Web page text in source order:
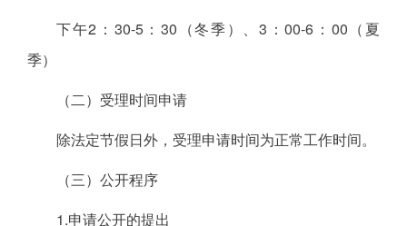
下午2：30-5：30（冬季）、3：00-6：00（夏
季）
（二）受理时间申请
除法定节假日外，受理申请时间为正常工作时间。
（三）公开程序
1.申请公开的提出